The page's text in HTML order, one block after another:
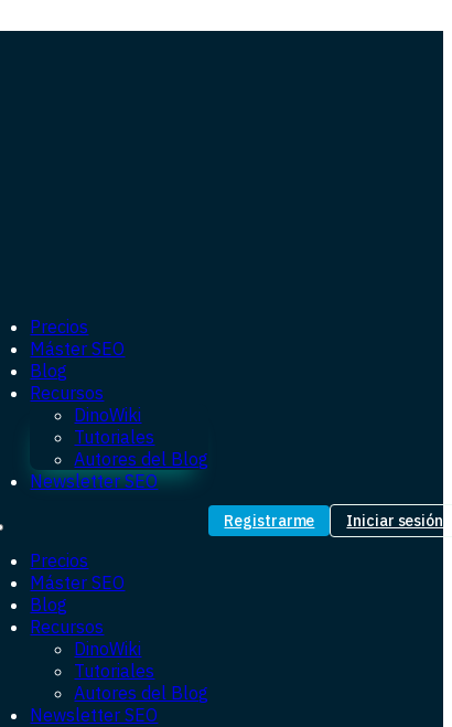
Precios
Máster SEO
Blog
Recursos
DinoWiki
Tutoriales
Autores del Blog
Newsletter SEO
Precios
Máster SEO
Blog
Recursos
DinoWiki
Tutoriales
Autores del Blog
Newsletter SEO
Registrarme Iniciar sesión